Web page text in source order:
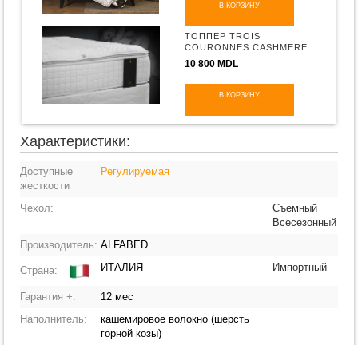
В КОРЗИНУ
ТОППЕР TROIS
COURONNES CASHMERE
10 800 MDL
В КОРЗИНУ
Характеристики:
Доступные
жесткости
Регулируемая
Чехол:
Съемный
Всесезонный
Производитель: ALFABED
Страна: ИТАЛИЯ Импортный
Гарантия +:
12 мес
Наполнитель:
кашемировое волокно (шерсть
горной козы)